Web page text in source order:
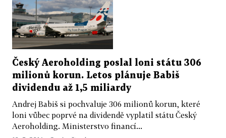
Český Aeroholding poslal loni státu 306
milionů korun. Letos plánuje Babiš
dividendu až 1,5 miliardy
Andrej Babiš si pochvaluje 306 milionů korun, které
loni vůbec poprvé na dividendě vyplatil státu Český
Aeroholding. Ministerstvo financí...